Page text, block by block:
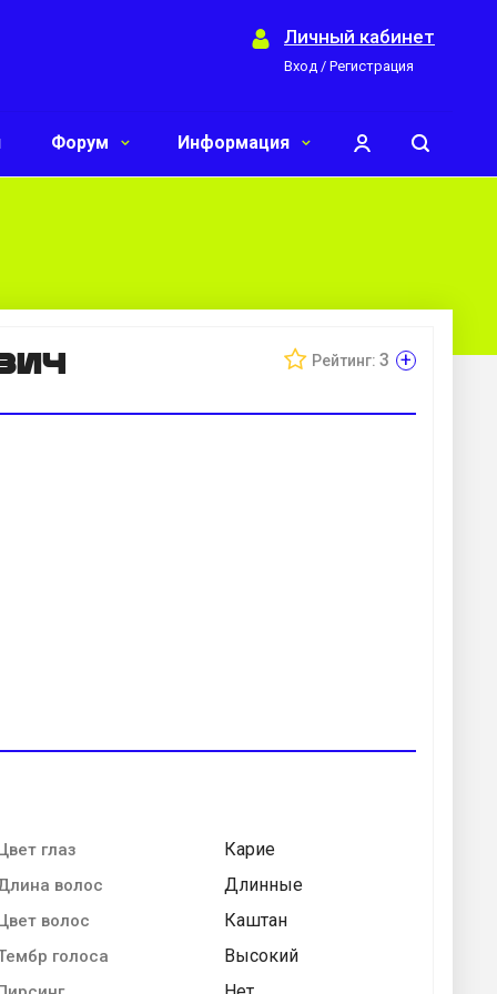
Личный кабинет
Вход / Регистрация
Форум Информация
Рейтинг: 3 +
глаз Карие
волос Длинные
волос Каштан
голоса Высокий